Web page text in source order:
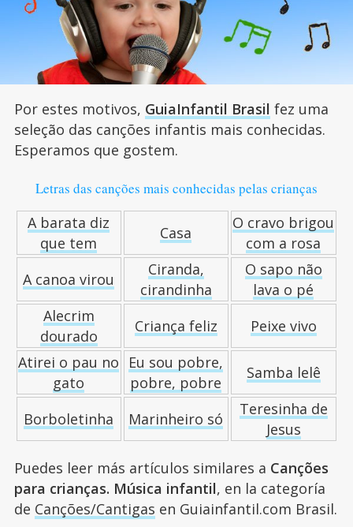
Por estes motivos, GuiaInfantil Brasil fez uma
seleção das canções infantis mais conhecidas.
Esperamos que gostem.
Letras das canções mais conhecidas pelas crianças
A barata diz
que tem
Casa
O cravo brigou
com a rosa
A canoa virou
Ciranda,
cirandinha
O sapo não
lava o pé
Alecrim
dourado
Criança feliz
Peixe vivo
Atirei o pau no
gato
Eu sou pobre,
pobre, pobre
Samba lelê
Borboletinha Marinheiro só
Teresinha de
Jesus
Puedes leer más artículos similares a Canções
para crianças. Música infantil, en la categoría
de Canções/Cantigas en Guiainfantil.com Brasil.